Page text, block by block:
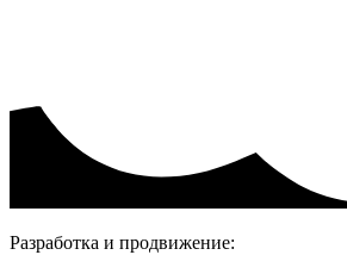
Разработка и продвижение: